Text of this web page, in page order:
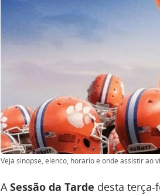
Veja sinopse, elenco, horário e onde assistir ao
ASessão da Tarde desta